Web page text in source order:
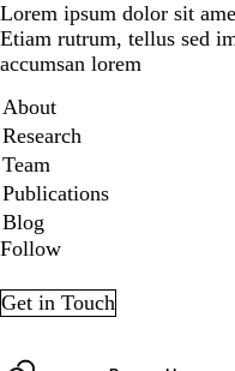
Lorem ipsum dolor sit
Etiam rutrum, tellus sed
accumsan lorem
Secondary menu
About
Research
Team
Publications
Blog
Follow
LinkedIn
Twitter
Get in Touch